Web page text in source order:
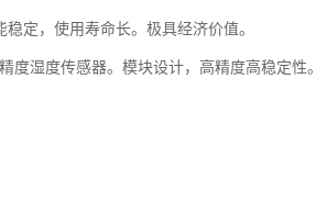
定，使用寿命长。极具经济价值。
度湿度传感器。模块设计，高精度高稳定性。